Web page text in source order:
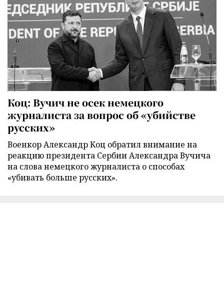
Коц: Вучич не осек немецкого
журналиста за вопрос об «убийстве
русских»
Военкор Александр Коц обратил внимание на
реакцию президента Сербии Александра Вучича
на слова немецкого журналиста о способах
«убивать больше русских».